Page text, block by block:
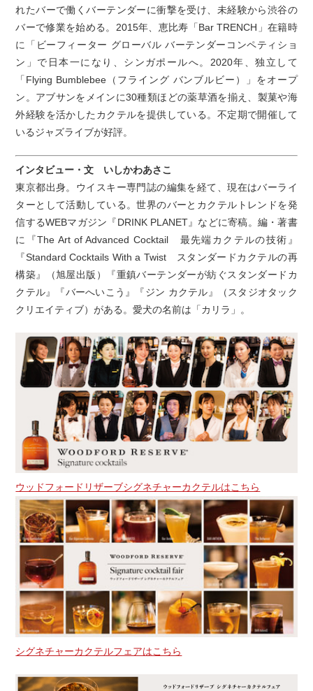
れたバーで働くバーテンダーに衝撃を受け、未経験から渋谷の
バーで修業を始める。2015年、恵比寿「Bar TRENCH」在籍時
に「ビーフィーター グローバル バーテンダーコンペティショ
ン」で日本一になり、シンガポールへ。2020年、独立して
「Flying Bumblebee（フライング バンブルビー）」をオープ
ン。アブサンをメインに30種類ほどの薬草酒を揃え、製菓や海
外経験を活かしたカクテルを提供している。不定期で開催して
いるジャズライブが好評。
インタビュー・文 いしかわあさこ
東京都出身。ウイスキー専門誌の編集を経て、現在はバーライ
ターとして活動している。世界のバーとカクテルトレンドを発
信するWEBマガジン『DRINK PLANET』などに寄稿。編・著書
に『The Art of Advanced Cocktail 最先端カクテルの技術』
『Standard Cocktails With a Twist スタンダードカクテルの再
構築』（旭屋出版）『重鎮バーテンダーが紡ぐスタンダードカ
クテル』『バーへいこう』『ジン カクテル』（スタジオタック
クリエイティブ）がある。愛犬の名前は「カリラ」。
ウッドフォードリザーブシグネチャーカクテルはこちら
シグネチャーカクテルフェアはこちら